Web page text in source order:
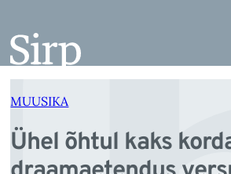
juurde
MUUSIKA
Ühel õhtul kaks